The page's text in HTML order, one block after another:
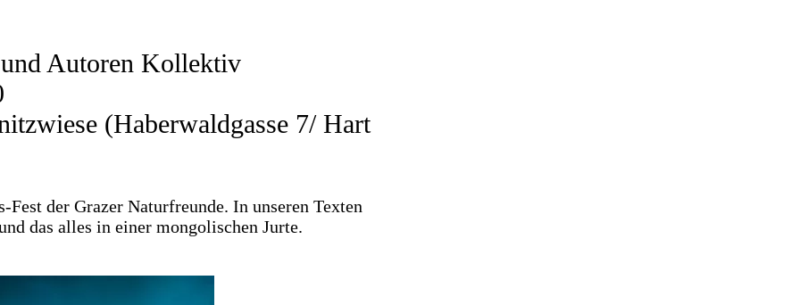
Autoren Kol­lek­tiv
(Haber­wald­gas­se 7/ Hart
der Gra­zer Natur­freun­de. In unse­ren Tex­ten
das alles in einer mon­go­li­schen Jur­te.